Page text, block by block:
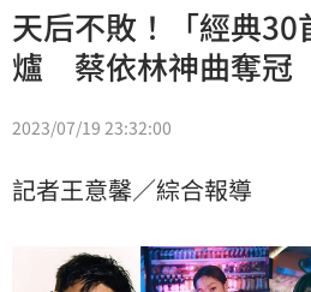
天后不敗！「經典30
爐 蔡依林神曲奪冠
2023/07/19 23:32:00
記者王意馨／綜合報導